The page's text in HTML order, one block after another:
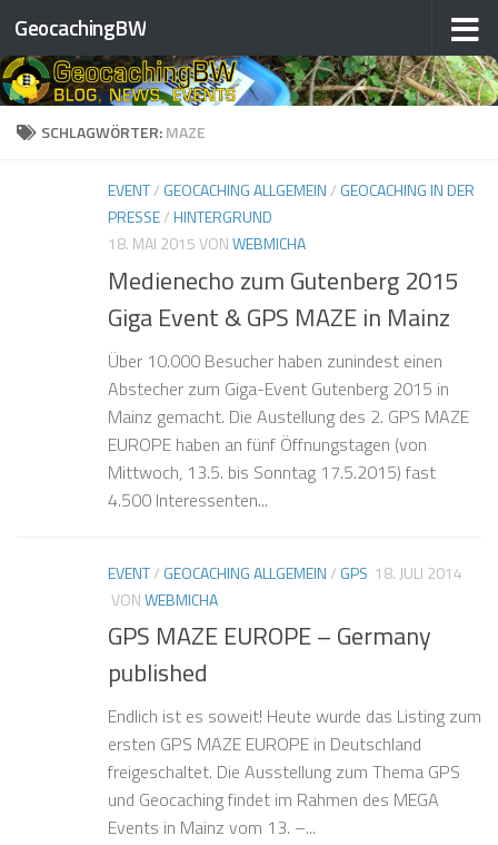
Zum Inhalt springen
GeocachingBW
SCHLAGWÖRTER:MAZE
EVENT/ GEOCACHING ALLGEMEIN/ GEOCACHING IN DER
PRESSE/HINTERGRUND
18. MAI 2015VONWEBMICHA
Medienecho zum Gutenberg 2015
Giga Event & GPS MAZE in Mainz
Über 10.000 Besucher haben zunindest einen
Abstecher zum Giga-Event Gutenberg 2015 in
Mainz gemacht. Die Austellung des 2. GPS MAZE
EUROPE haben an fünf Öffnungstagen (von
Mittwoch, 13.5. bis Sonntag 17.5.2015) fast
4.500 Interessenten...
EVENT/ GEOCACHING ALLGEMEIN/ GPS 18. JULI 2014
VONWEBMICHA
GPS MAZE EUROPE – Germany
published
Endlich ist es soweit! Heute wurde das Listing zum
ersten GPS MAZE EUROPE in Deutschland
freigeschaltet. Die Ausstellung zum Thema GPS
und Geocaching findet im Rahmen des MEGA
Events in Mainz vom 13. –...